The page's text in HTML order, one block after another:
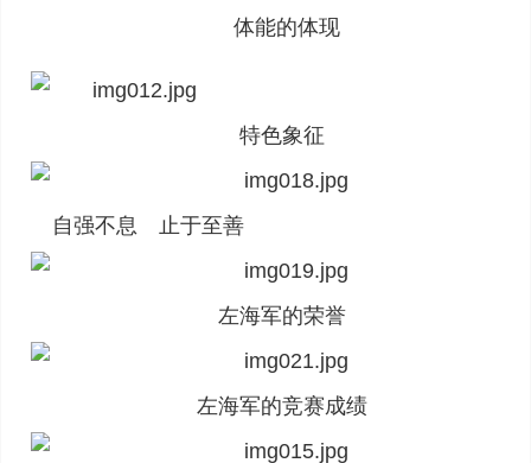
体能的体现
特色象征
自强不息 止于至善
左海军的荣誉
左海军的竞赛成绩